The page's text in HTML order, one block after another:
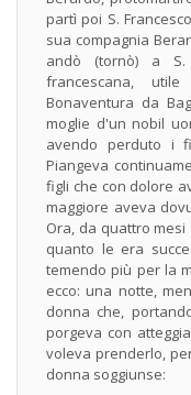
partì poi S.
sua compagnia
andò (tornò) a S.
francescana,
Bonaventura da
moglie d'un nobil
avendo perduto i
Piangeva
figli che con dolore
maggiore aveva
Ora, da quattro
quanto le era
temendo più per la
ecco: una notte,
donna che,
porgeva con
voleva prenderlo,
donna soggiunse: